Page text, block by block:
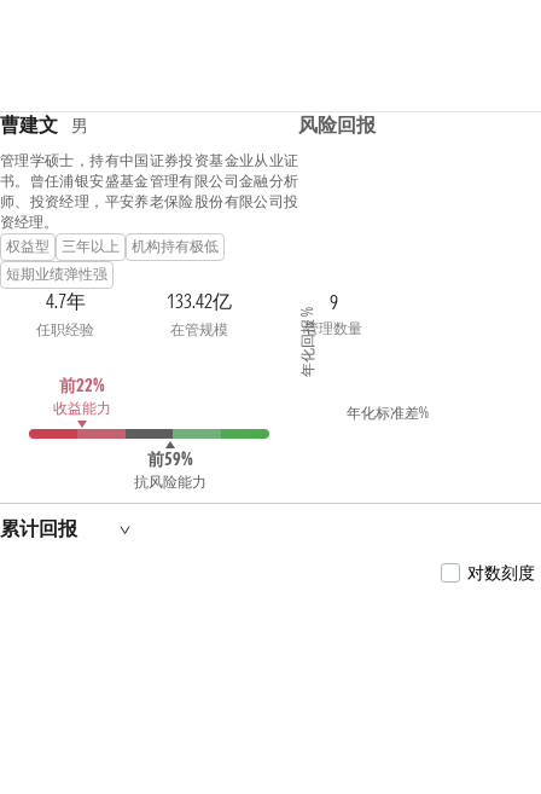
曹建文 男
管理学硕士，持有中国证券投资基金业从业证
书。曾任浦银安盛基金管理有限公司金融分析
师、投资经理，平安养老保险股份有限公司投
资经理。
权益型
三年以上
机构持有极低
短期业绩弹性强
4.7年
任职经验
133.42亿
在管规模
9
管理数量
前22%
收益能力
前59%
抗风险能力
风险回报
年化回报 %
年化标准差%
累计回报
对数刻度